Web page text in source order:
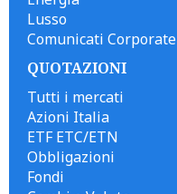
Lusso
Comunicati Corporate
QUOTAZIONI
Tutti i mercati
Azioni Italia
ETF ETC/ETN
Obbligazioni
Fondi